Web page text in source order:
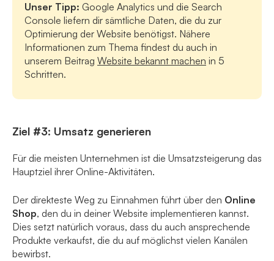
Unser Tipp: Google Analytics und die Search
Console liefern dir sämtliche Daten, die du zur
Optimierung der Website benötigst. Nähere
Informationen zum Thema findest du auch in
unserem Beitrag Website bekannt machen in 5
Schritten.
Ziel #3: Umsatz generieren
Für die meisten Unternehmen ist die Umsatzsteigerung das
Hauptziel ihrer Online-Aktivitäten.
Der direkteste Weg zu Einnahmen führt über den Online
Shop, den du in deiner Website implementieren kannst.
Dies setzt natürlich voraus, dass du auch ansprechende
Produkte verkaufst, die du auf möglichst vielen Kanälen
bewirbst.